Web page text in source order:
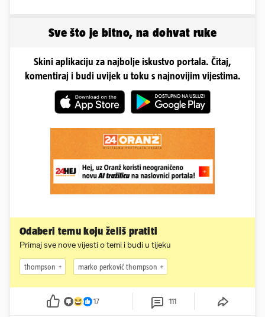
Sve što je bitno, na dohvat ruke
Skini aplikaciju za najbolje iskustvo portala. Čitaj,
komentiraj i budi uvijek u toku s najnovijim vijestima.
Odaberi temu koju želiš pratiti
Primaj sve nove vijesti o temi i budi u tijeku
thompson marko perković thompson
17 111